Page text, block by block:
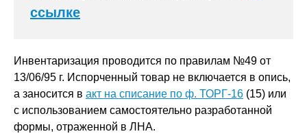
ссылке
Инвентаризация проводится по правилам №49 от
13/06/95 г. Испорченный товар не включается в опись,
а заносится в акт на списание по ф. ТОРГ-16 (15) или
с использованием самостоятельно разработанной
формы, отраженной в ЛНА.